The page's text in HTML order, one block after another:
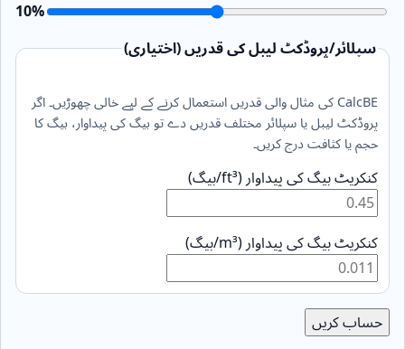
10%
سپلائر/پروڈکٹ لیبل کی قدریں (اختیاری)
CalcBE کی مثال والی قدریں استعمال کرنے کے لیے خالی چھوڑیں۔ اگر
پروڈکٹ لیبل یا سپلائر مختلف قدریں دے تو بیگ کی پیداوار، بیگ کا
حجم یا کثافت درج کریں۔
کنکریٹ بیگ کی پیداوار (ft³/بیگ)
کنکریٹ بیگ کی پیداوار (m³/بیگ)
حساب کریں